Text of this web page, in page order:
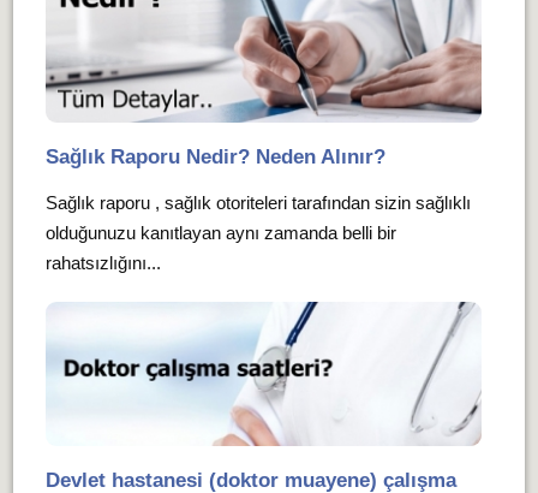
Sağlık Raporu Nedir? Neden Alınır?
Sağlık raporu , sağlık otoriteleri tarafından sizin sağlıklı
olduğunuzu kanıtlayan aynı zamanda belli bir
rahatsızlığını...
Devlet hastanesi (doktor muayene) çalışma